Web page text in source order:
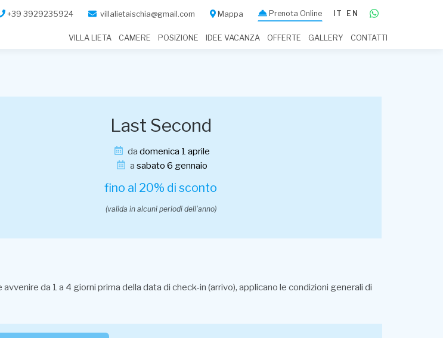
+39 3929235924 villalietaischia@gmail.com Mappa Prenota Online IT EN
VILLA LIETA CAMERE POSIZIONE IDEE VACANZA OFFERTE GALLERY CONTATTI
Last Second
da domenica 1 aprile
a sabato 6 gennaio
fino al 20% di sconto
(valida in alcuni periodi dell'anno)
da 1 a 4 giorni prima della data di check-in (arrivo), applicano le condizioni generali di